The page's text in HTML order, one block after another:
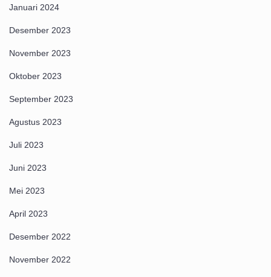
Januari 2024
Desember 2023
November 2023
Oktober 2023
September 2023
Agustus 2023
Juli 2023
Juni 2023
Mei 2023
April 2023
Desember 2022
November 2022